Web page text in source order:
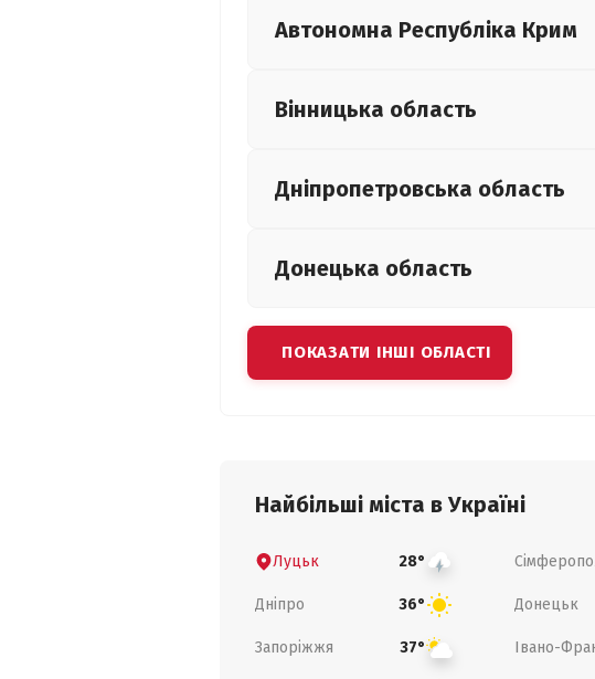
Автономна Республіка Крим
Вінницька область
Дніпропетровська область
Донецька область
ПОКАЗАТИ ІНШІ ОБЛАСТІ
Найбільші міста в Україні
Луцьк 28°
Дніпро 36° Донецьк
Запоріжжя 37° Івано-